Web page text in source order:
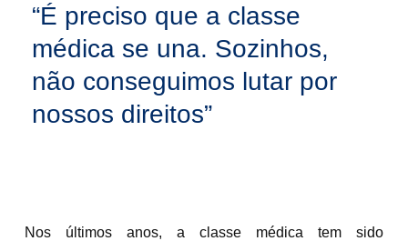
“É preciso que a classe
médica se una. Sozinhos,
não conseguimos lutar por
nossos direitos”
Nos últimos anos, a classe médica tem sido